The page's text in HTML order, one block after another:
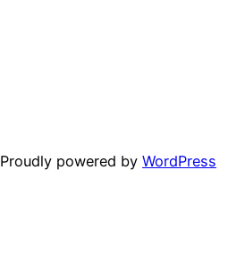
Proudly powered by WordPress